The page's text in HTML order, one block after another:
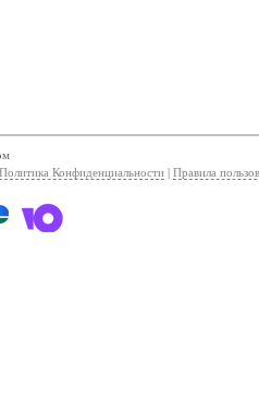
Политика Конфиденциальности Правила